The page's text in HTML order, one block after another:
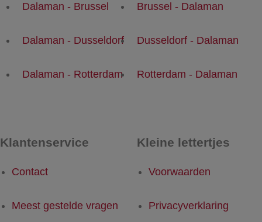
Dalaman - Brussel Brussel - Dalaman
Dalaman - Dusseldorf Dusseldorf - Dalaman
Dalaman - Rotterdam Rotterdam - Dalaman
Klantenservice
Contact
Meest gestelde vragen
Kleine lettertjes
Voorwaarden
Privacyverklaring